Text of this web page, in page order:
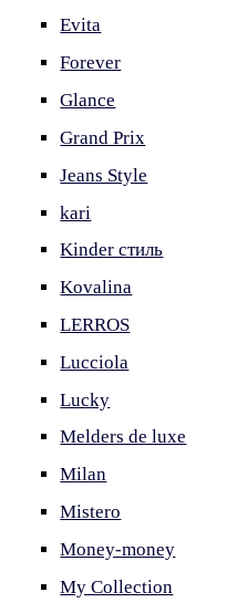
Evita
Forever
Glance
Grand Prix
Jeans Style
kari
Kinder стиль
Kovalina
LERROS
Lucciola
Lucky
Melders de luxe
Milan
Mistero
Money-money
My Collection